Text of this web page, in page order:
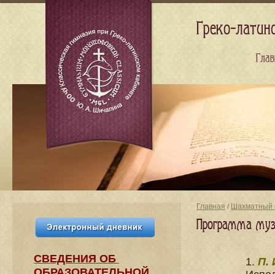
Главная / Шахматный
Программа
1. П.
СВЕДЕНИЯ​ ОБ
Греко-